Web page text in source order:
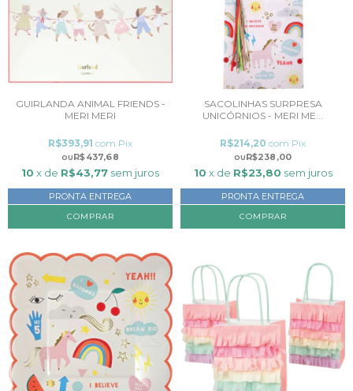
GUIRLANDA ANIMAL FRIENDS -
MERI MERI
R$437,68
R$393,91 com Pix
10 x de R$43,77 sem juros
PRONTA ENTREGA
SACOLINHAS SURPRESA
UNICÓRNIOS - MERI ME...
R$238,00
R$214,20 com Pix
10 x de R$23,80 sem juros
PRONTA ENTREGA